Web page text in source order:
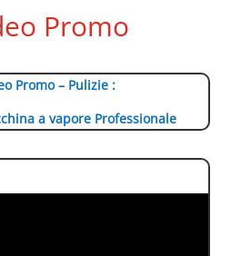
Promo
Promo – Pulizie :
a vapore Professionale